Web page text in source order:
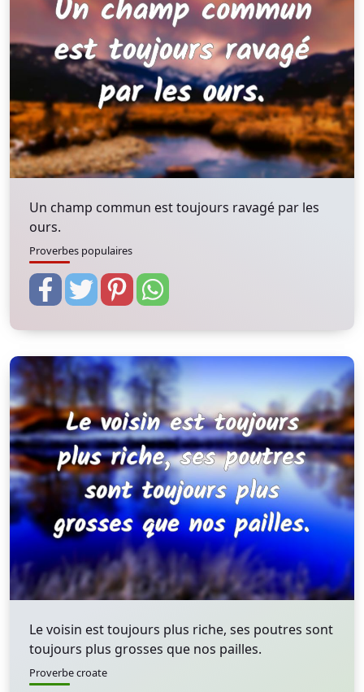
Un champ commun est toujours ravagé par les
ours.
Proverbes populaires
Le voisin est toujours plus riche, ses poutres sont
toujours plus grosses que nos pailles.
Proverbe croate